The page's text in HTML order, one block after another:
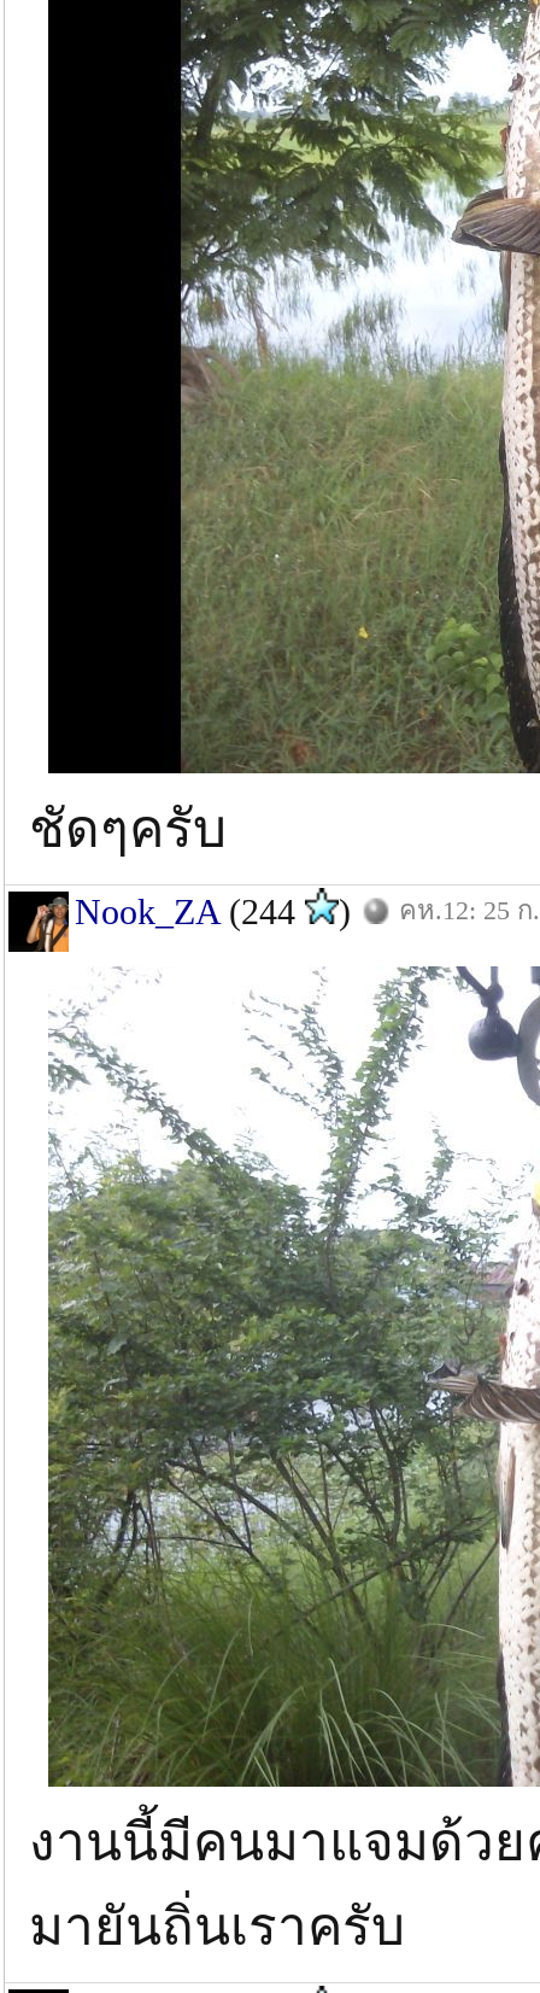
ชัดๆครับ
Nook_ZA (244 ) คห.12: 25 ก
งานนี้มีคนมาแจมด้วย
มายันถิ่นเราครับ